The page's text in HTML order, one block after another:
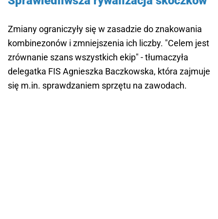
Zmiany ograniczyły się w zasadzie do znakowania
kombinezonów i zmniejszenia ich liczby. "Celem jest
zrównanie szans wszystkich ekip" - tłumaczyła
delegatka FIS Agnieszka Baczkowska, która zajmuje
się m.in. sprawdzaniem sprzętu na zawodach.